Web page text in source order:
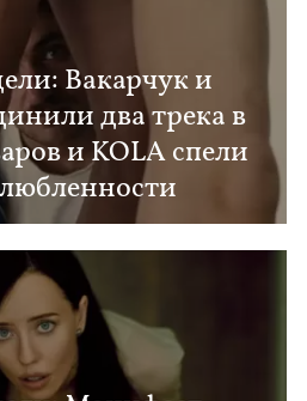
Вакарчук и
два трека в
и KOLA спели